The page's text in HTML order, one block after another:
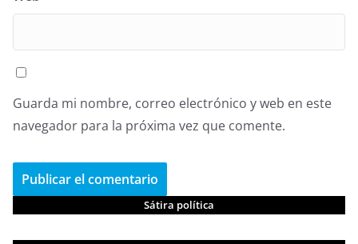
Guarda mi nombre, correo electrónico y web en este
navegador para la próxima vez que comente.
Sátira política